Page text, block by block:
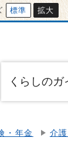
標準 拡大
くらしのガ
・年金 介